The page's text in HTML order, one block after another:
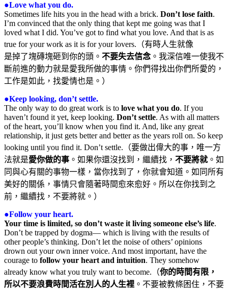
●Love what you do.
Sometimes life hits you in the head with a brick. Don’t lose faith.
I’m convinced that the only thing that kept me going was that I
loved what I did. You’ve got to find what you love. And that is as
true for your work as it is for your lovers.（有時人生就像
是掉了塊磚塊砸到你的頭。 不要失去信念。我深信唯一使我不
斷前進的動力就是愛我所做的事情。你們得找出你們所愛的，
工作是如此，找愛情也是。）
●Keep looking, don’t settle.
The only way to do great work is to love what you do. If you
haven’t found it yet, keep looking. Don’t settle. As with all matters
of the heart, you’ll know when you find it. And, like any great
relationship, it just gets better and better as the years roll on. So keep
looking until you find it. Don’t settle.（要做出偉大的事，唯一方
法就是愛你做的事 。如果你還沒找到，繼續找， 不要將就。如
同與心有關的事物一樣，當你找到了，你就會知道。如同所有
美好的關係，事情只會隨著時間愈來愈好。所以在你找到之
前，繼續找，不要將就。）
●Follow your heart.
Your time is limited, so don’t waste it living someone else’s life.
Don’t be trapped by dogma— which is living with the results of
other people’s thinking. Don’t let the noise of others’ opinions
drown out your own inner voice. And most important, have the
courage to follow your heart and intuition. They somehow
already know what you truly want to become.（你的時間有限，
所以不要浪費時間活在別人的人生裡 。不要被教條困住，不要